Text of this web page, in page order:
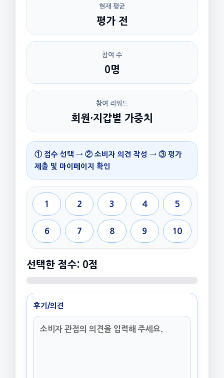
현재 평균
평가 전
참여 수
0명
참여 리워드
회원·지갑별 가중치
① 점수 선택 → ② 소비자 의견 작성 → ③ 평가
제출 및 마이페이지 확인
1 2 3 4 5
6 7 8 9 10
선택한 점수: 0점
후기/의견